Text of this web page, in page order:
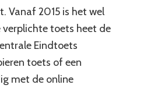
Vanaf 2015 is het wel
toets heet de
Eindtoets
toets of een
met de online